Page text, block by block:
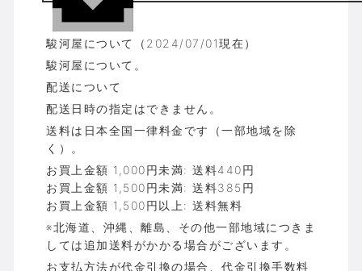
駿河屋について（2024/07/01現在）
駿河屋について。
配送について
配送日時の指定はできません。
送料は日本全国一律料金です（一部地域を除
く）。
お買上金額 1,000円未満: 送料440円
お買上金額 1,500円未満: 送料385円
お買上金額 1,500円以上: 送料無料
※北海道、沖縄、離島、その他一部地域につきま
しては追加送料がかかる場合がございます。
お支払方法が代金引換の場合、代金引換手数料